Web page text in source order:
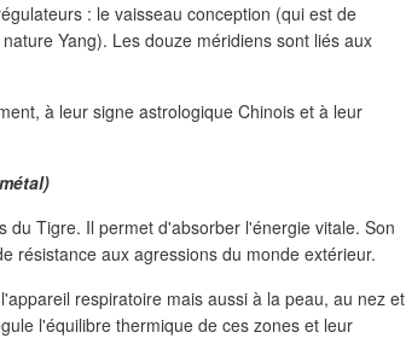
: le vaisseau conception (qui est de
Yang). Les douze méridiens sont liés aux
à leur signe astrologique Chinois et à leur
du Tigre. Il permet d'absorber l'énergie vitale. Son
résistance aux agressions du monde extérieur.
respiratoire mais aussi à la peau, au nez et
l'équilibre thermique de ces zones et leur